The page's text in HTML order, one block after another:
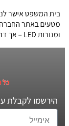
בית המשפט אישר
מטעים באתר החברה
ומנורות LED – אך דחה טענה לגבי ארץ הייצור
הירשמו לקבלת